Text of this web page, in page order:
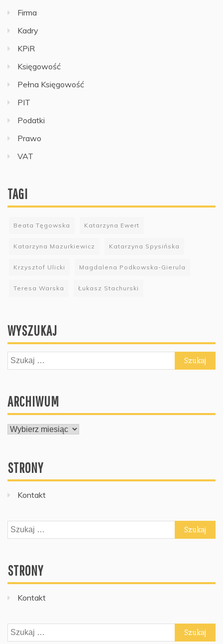
Firma
Kadry
KPiR
Księgowość
Pełna Księgowość
PIT
Podatki
Prawo
VAT
TAGI
Beata Tęgowska Katarzyna Ewert
Katarzyna Mazurkiewicz Katarzyna Spysińska
Krzysztof Ulicki Magdalena Podkowska-Gierula
Teresa Warska Łukasz Stachurski
WYSZUKAJ
Szukaj:
ARCHIWUM
ARCHIWUM
STRONY
Kontakt
Szukaj:
STRONY
Kontakt
Szukaj: